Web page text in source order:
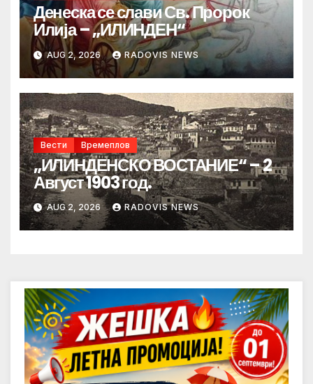
Денеска се слави Св. Пророк
Илија – „ИЛИНДЕН“
AUG 2, 2026 RADOVIS NEWS
Вести Времеплов
„ИЛИНДЕНСКО ВОСТАНИЕ“ – 2
Август 1903 год.
AUG 2, 2026 RADOVIS NEWS